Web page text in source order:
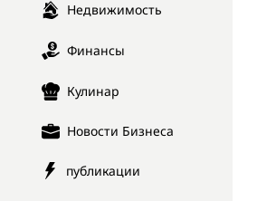
Недвижимость
Финансы
Кулинар
Новости Бизнеса
публикации